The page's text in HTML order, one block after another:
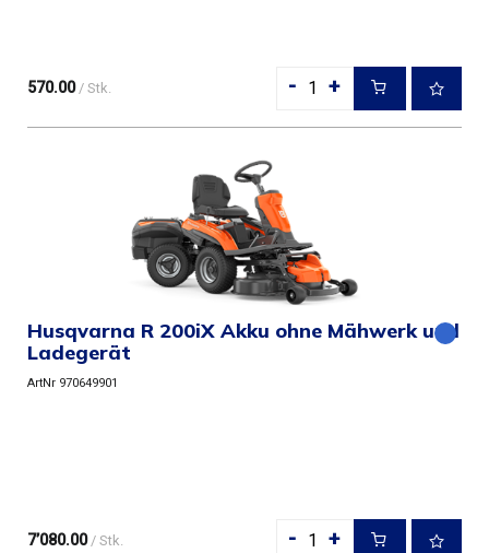
- +
570.00 / Stk.
Husqvarna R 200iX Akku ohne Mähwerk und
Ladegerät
ArtNr 970649901
- +
7’080.00 / Stk.